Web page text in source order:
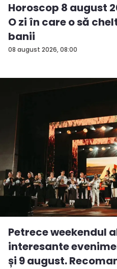
08 august 2026, 08:00
Horoscop 8 august
O zi în care o să
banii
Petrece weekendul
interesante
și 9 august.